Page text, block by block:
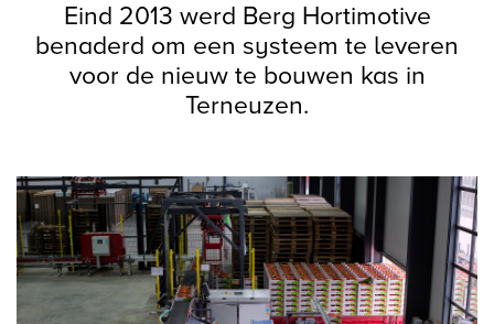
Eind 2013 werd Berg Hortimotive
benaderd om een systeem te leveren
voor de nieuw te bouwen kas in
Terneuzen.